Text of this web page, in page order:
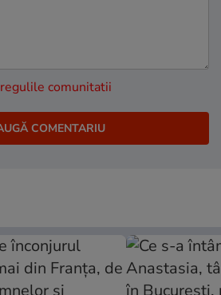
regulile comunitatii